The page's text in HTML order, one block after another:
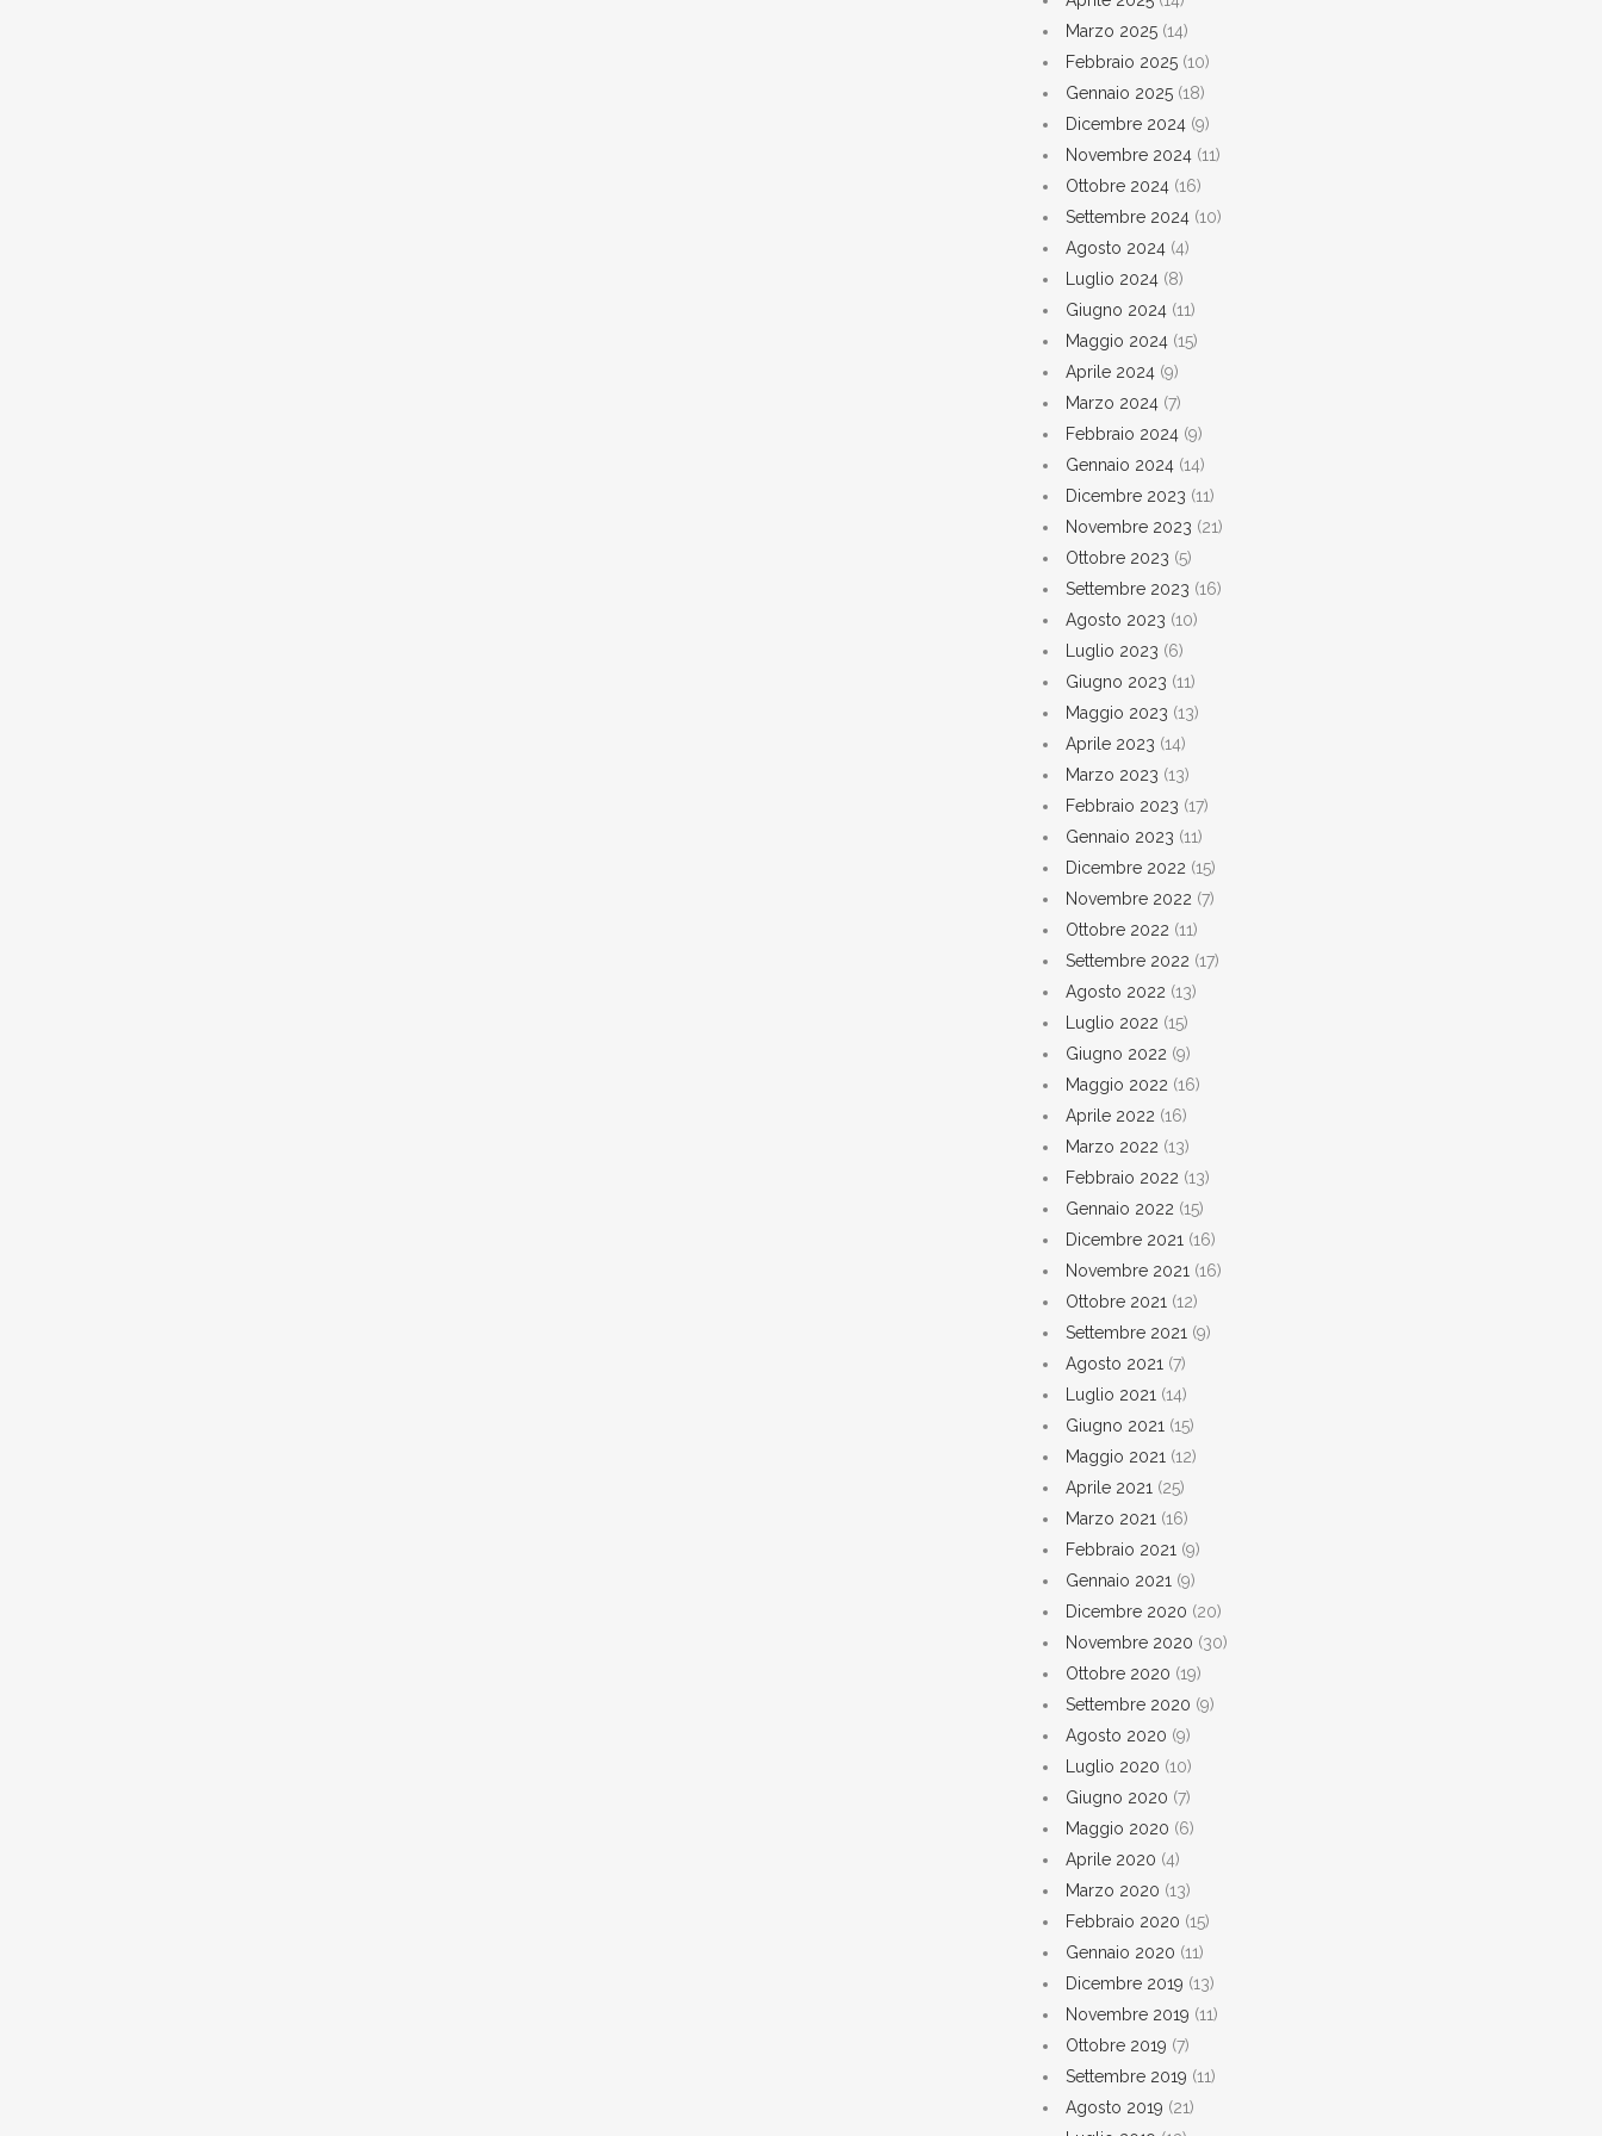
Marzo 2025 (14)
Febbraio 2025 (10)
Gennaio 2025 (18)
Dicembre 2024 (9)
Novembre 2024 (11)
Ottobre 2024 (16)
Settembre 2024 (10)
Agosto 2024 (4)
Luglio 2024 (8)
Giugno 2024 (11)
Maggio 2024 (15)
Aprile 2024 (9)
Marzo 2024 (7)
Febbraio 2024 (9)
Gennaio 2024 (14)
Dicembre 2023 (11)
Novembre 2023 (21)
Ottobre 2023 (5)
Settembre 2023 (16)
Agosto 2023 (10)
Luglio 2023 (6)
Giugno 2023 (11)
Maggio 2023 (13)
Aprile 2023 (14)
Marzo 2023 (13)
Febbraio 2023 (17)
Gennaio 2023 (11)
Dicembre 2022 (15)
Novembre 2022 (7)
Ottobre 2022 (11)
Settembre 2022 (17)
Agosto 2022 (13)
Luglio 2022 (15)
Giugno 2022 (9)
Maggio 2022 (16)
Aprile 2022 (16)
Marzo 2022 (13)
Febbraio 2022 (13)
Gennaio 2022 (15)
Dicembre 2021 (16)
Novembre 2021 (16)
Ottobre 2021 (12)
Settembre 2021 (9)
Agosto 2021 (7)
Luglio 2021 (14)
Giugno 2021 (15)
Maggio 2021 (12)
Aprile 2021 (25)
Marzo 2021 (16)
Febbraio 2021 (9)
Gennaio 2021 (9)
Dicembre 2020 (20)
Novembre 2020 (30)
Ottobre 2020 (19)
Settembre 2020 (9)
Agosto 2020 (9)
Luglio 2020 (10)
Giugno 2020 (7)
Maggio 2020 (6)
Aprile 2020 (4)
Marzo 2020 (13)
Febbraio 2020 (15)
Gennaio 2020 (11)
Dicembre 2019 (13)
Novembre 2019 (11)
Ottobre 2019 (7)
Settembre 2019 (11)
Agosto 2019 (21)